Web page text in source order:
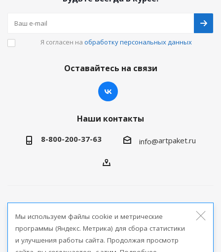
Я согласен на обработку персональных данных
Оставайтесь на связи
Наши контакты
8-800-200-37-63 info@artpaket.ru
продукции
Версия для печати
Мы используем файлы cookie и метрические
программы (Яндекс. Метрика) для сбора статистики
и улучшения работы сайта. Продолжая просмотр